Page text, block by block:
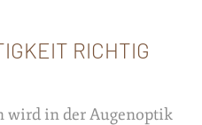
RICHTIG
wird in der Augenoptik